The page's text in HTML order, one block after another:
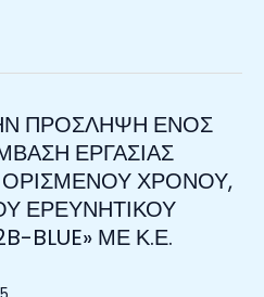
ΠΡΟΣΛΗΨΗ ΕΝΟΣ
ΕΡΓΑΣΙΑΣ
ΟΡΙΣΜΕΝΟΥ ΧΡΟΝΟΥ,
ΕΡΕΥΝΗΤΙΚΟΥ
BLUE» ΜΕ Κ.Ε.